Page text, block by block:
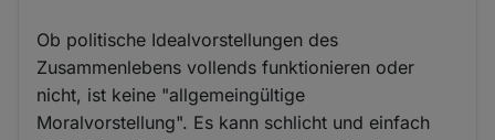
Ob politische Idealvorstellungen des
Zusammenlebens vollends funktionieren oder
nicht, ist keine "allgemeingültige
Moralvorstellung". Es kann schlicht und einfach